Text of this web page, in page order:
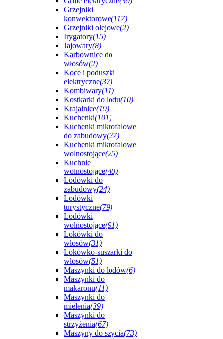
Grzejniki
konwektorowe(117)
Grzejniki olejowe(2)
Irygatory(15)
Jajowary(8)
Karbownice do
włosów(2)
Koce i poduszki
elektryczne(37)
Kombiwary(11)
Kostkarki do lodu(10)
Krajalnice(19)
Kuchenki(101)
Kuchenki mikrofalowe
do zabudowy(27)
Kuchenki mikrofalowe
wolnostojące(25)
Kuchnie
wolnostojące(40)
Lodówki do
zabudowy(24)
Lodówki
turystyczne(79)
Lodówki
wolnostojące(91)
Lokówki do
włosów(31)
Lokówko-suszarki do
włosów(51)
Maszynki do lodów(6)
Maszynki do
makaronu(11)
Maszynki do
mielenia(39)
Maszynki do
strzyżenia(67)
Maszyny do szycia(73)